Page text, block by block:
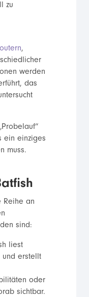
zu
,
werden
das
ein einziges
muss.
Reihe an
sind:
liest
und erstellt
oder
sichtbar.